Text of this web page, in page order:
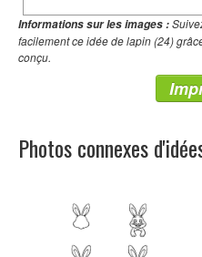
Informations sur les images :
facilement ce idée de lapin (24)
conçu.
Photos connexes